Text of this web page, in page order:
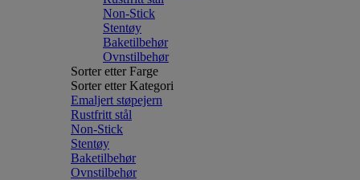
Non-Stick
Stentøy
Baketilbehør
Ovnstilbehør
Sorter etter Farge
Sorter etter Kategori
Emaljert støpejern
Rustfritt stål
Non-Stick
Stentøy
Baketilbehør
Ovnstilbehør